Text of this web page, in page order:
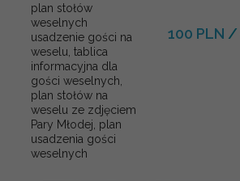
plan stołów
weselnych
usadzenie gości na
weselu, tablica
informacyjna dla
gości weselnych,
plan stołów na
weselu ze zdjęciem
Pary Młodej, plan
usadzenia gości
weselnych
100 PLN /